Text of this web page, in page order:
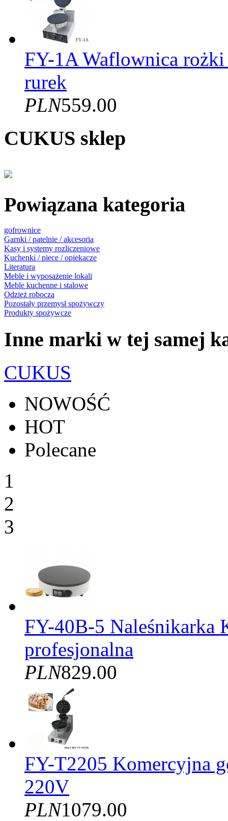
FY-1A Waflownica
rurek
PLN559.00
CUKUS sklep
Powiązana kategoria
gofrownice
Garnki / patelnie / akcesoria
Kasy i systemy rozliczeniowe
Kuchenki / piece / opiekacze
Literatura
Meble i wyposażenie lokali
Meble kuchenne i stalowe
Odzież robocza
Pozostały przemysł spożywczy
Produkty spożywcze
Inne marki w tej samej
CUKUS
NOWOŚĆ
HOT
Polecane
1
2
3
FY-40B-5 Naleśnikarka
profesjonalna
PLN829.00
FY-T2205 Komercyjna
220V
PLN1079.00